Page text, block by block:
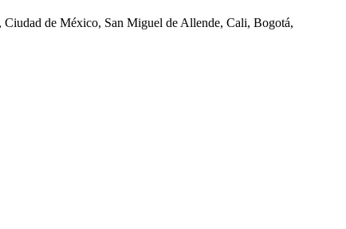
de México, San Miguel de Allende, Cali, Bogotá,